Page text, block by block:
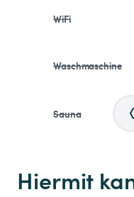
WiFi
Waschmaschine
Sauna
Hiermit